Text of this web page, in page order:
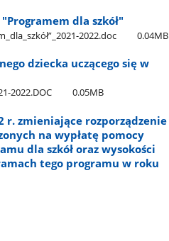
dla szkół"
2022.doc 0.04MB
dziecka uczącego się w
2022.DOC 0.05MB
r. zmieniające rozporządzenie
na wypłatę pomocy
dla szkół oraz wysokości
tego programu w roku